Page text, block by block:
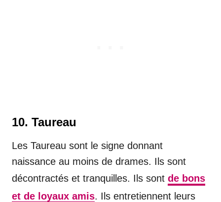
10. Taureau
Les Taureau sont le signe donnant
naissance au moins de drames. Ils sont
décontractés et tranquilles. Ils sont de bons
et de loyaux amis. Ils entretiennent leurs